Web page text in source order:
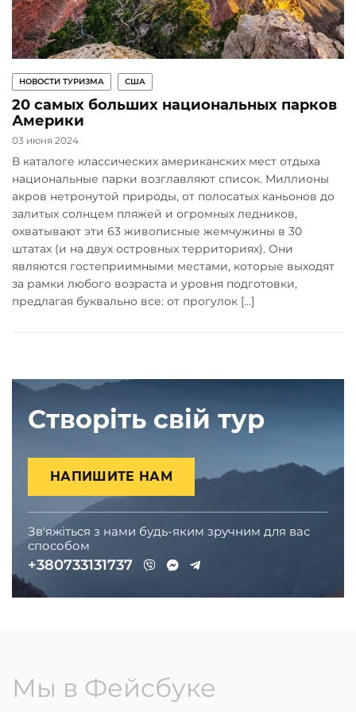
НОВОСТИ ТУРИЗМА США
20 самых больших национальных парков
Америки
03 июня 2024
В каталоге классических американских мест отдыха
национальные парки возглавляют список. Миллионы
акров нетронутой природы, от полосатых каньонов до
залитых солнцем пляжей и огромных ледников,
охватывают эти 63 живописные жемчужины в 30
штатах (и на двух островных территориях). Они
являются гостеприимными местами, которые выходят
за рамки любого возраста и уровня подготовки,
предлагая буквально все: от прогулок […]
Створіть свій тур
НАПИШИТЕ НАМ
Звʼяжіться з нами будь-яким зручним для вас
способом
+380733131737
Мы в Фейсбуке